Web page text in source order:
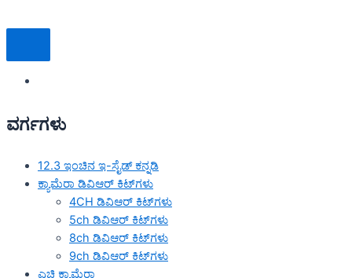
ವರ್ಗಗಳು
12.3 ಇಂಚಿನ ಇ-ಸೈಡ್ ಕನ್ನಡಿ
ಕ್ಯಾಮೆರಾ ಡಿವಿಆರ್ ಕಿಟ್‌ಗಳು
4CH ಡಿವಿಆರ್ ಕಿಟ್‌ಗಳು
5ch ಡಿವಿಆರ್ ಕಿಟ್‌ಗಳು
8ch ಡಿವಿಆರ್ ಕಿಟ್‌ಗಳು
9ch ಡಿವಿಆರ್ ಕಿಟ್‌ಗಳು
ಎಚ್ಡಿ ಕ್ಯಾಮೆರಾ